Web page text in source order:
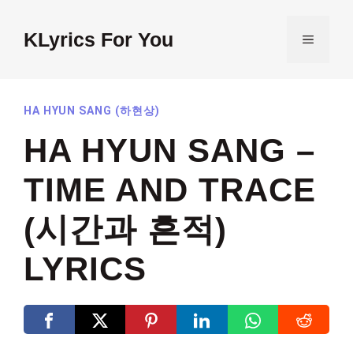
contentKLyrics For You MENU
HA HYUN SANG (하현상)
HA HYUN SANG –
TIME AND TRACE
(시간과 흔적)
LYRICS